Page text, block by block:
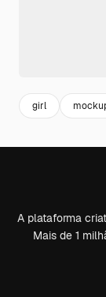
girl
A plataforma
Mais de 1